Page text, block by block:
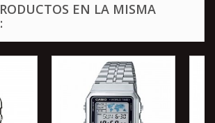
EN LA MISMA